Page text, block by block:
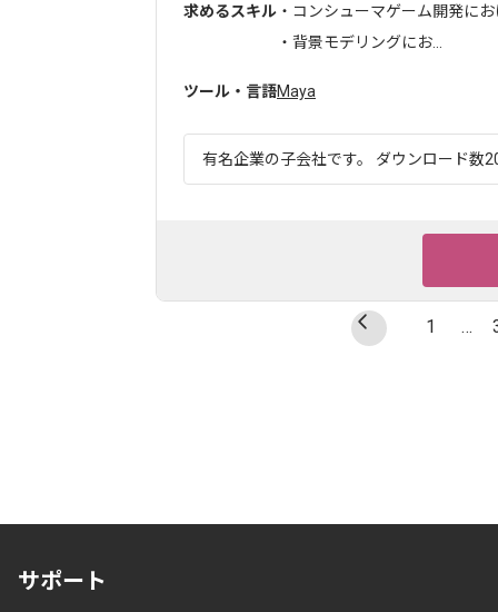
求めるスキル ・コンシューマゲーム開発に
・背景モデリングにお...
ツール・言語Maya
有名企業の子会社です。 ダウンロード数
1 …
サポート